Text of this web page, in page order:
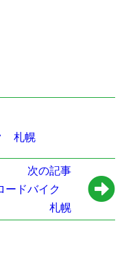
札幌
次の記事
ードバイク
札幌